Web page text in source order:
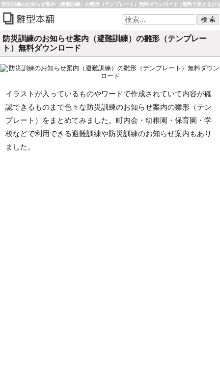
防災訓練のお知らせ案内（避難訓練）の雛形（テンプレート）無料ダウンロード | 無料で使えるひ
形などのご紹介 雛形本舗
防災訓練のお知らせ案内（避難訓練）の雛形（テンプレー
ト）無料ダウンロード
イラストが入っているものやワードで作成されていて内容が確
認できるものまで色々な防災訓練のお知らせ案内の雛形（テン
プレート）をまとめてみました。町内会・幼稚園・保育園・学
校などで利用できる避難訓練や防災訓練のお知らせ案内もあり
ました。